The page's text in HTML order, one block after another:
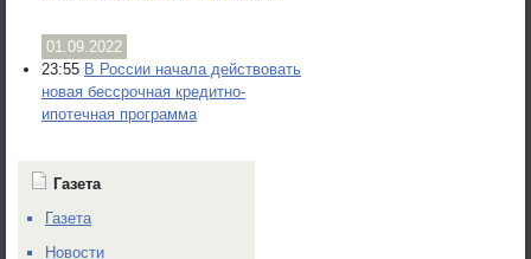
01.09.2022
23:55 В России начала действовать
новая бессрочная кредитно-
ипотечная программа
Газета
Газета
Новости